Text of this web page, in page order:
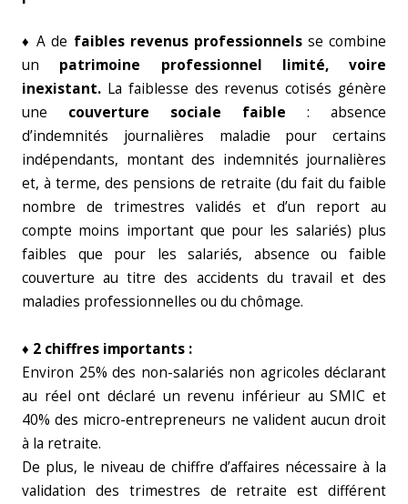
♦ A de faibles revenus professionnelsse combine
un patrimoine professionnel limité, voire
inexistant. La faiblesse des revenus cotisés génère
une couverture sociale faible : absence
d’indemnités journalières maladie pour certains
indépendants, montant des indemnités journalières
et, à terme, des pensions de retraite (du fait du faible
nombre de trimestres validés et d’un report au
compte moins important que pour les salariés) plus
faibles que pour les salariés, absence ou faible
couverture au titre des accidents du travail et des
maladies professionnelles ou du chômage.
♦ 2 chiffres importants :
Environ 25% des non-salariés non agricoles déclarant
au réel ont déclaré un revenu inférieur au SMIC et
40% des micro-entrepreneurs ne valident aucun droit
à la retraite.
De plus, le niveau de chiffre d’affaires nécessaire à la
validation des trimestres de retraite est différent